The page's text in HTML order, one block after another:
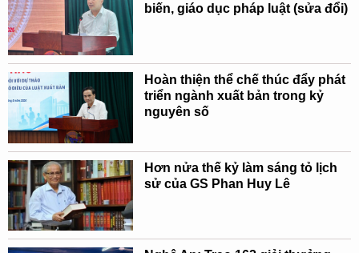
biến, giáo dục pháp luật (sửa đổi)
Hoàn thiện thể chế thúc đẩy phát
triển ngành xuất bản trong kỷ
nguyên số
Hơn nửa thế kỷ làm sáng tỏ lịch
sử của GS Phan Huy Lê